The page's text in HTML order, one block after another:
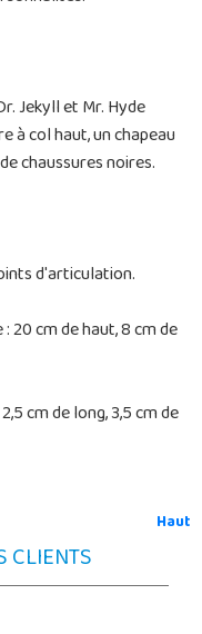
Jekyll et Mr. Hyde
à col haut, un chapeau
chaussures noires.
d'articulation.
20 cm de haut, 8 cm de
cm de long, 3,5 cm de
Haut
CLIENTS